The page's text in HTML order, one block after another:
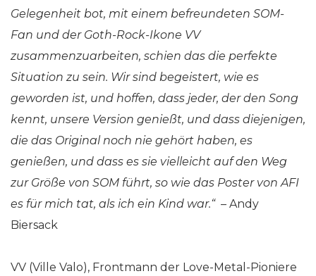
Gelegenheit bot, mit einem befreundeten SOM-
Fan und der Goth-Rock-Ikone VV
zusammenzuarbeiten, schien das die perfekte
Situation zu sein. Wir sind begeistert, wie es
geworden ist, und hoffen, dass jeder, der den Song
kennt, unsere Version genießt, und dass diejenigen,
die das Original noch nie gehört haben, es
genießen, und dass es sie vielleicht auf den Weg
zur Größe von SOM führt, so wie das Poster von AFI
es für mich tat, als ich ein Kind war.“ – Andy
Biersack
VV (Ville Valo), Frontmann der Love-Metal-Pioniere